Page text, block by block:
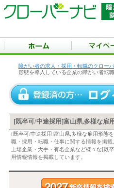
障がい者の求人・採用・転職のクロー
形態を導入している企業の障がい者転
[既卒可/中途採用]富山県,多様な雇
[既卒可/中途採用]富山県,多様な雇用形態
職・採用・転職・仕事に関する情報を掲載
上場企業・大手・有名企業など様々な[既
用情報情報を掲載しています。